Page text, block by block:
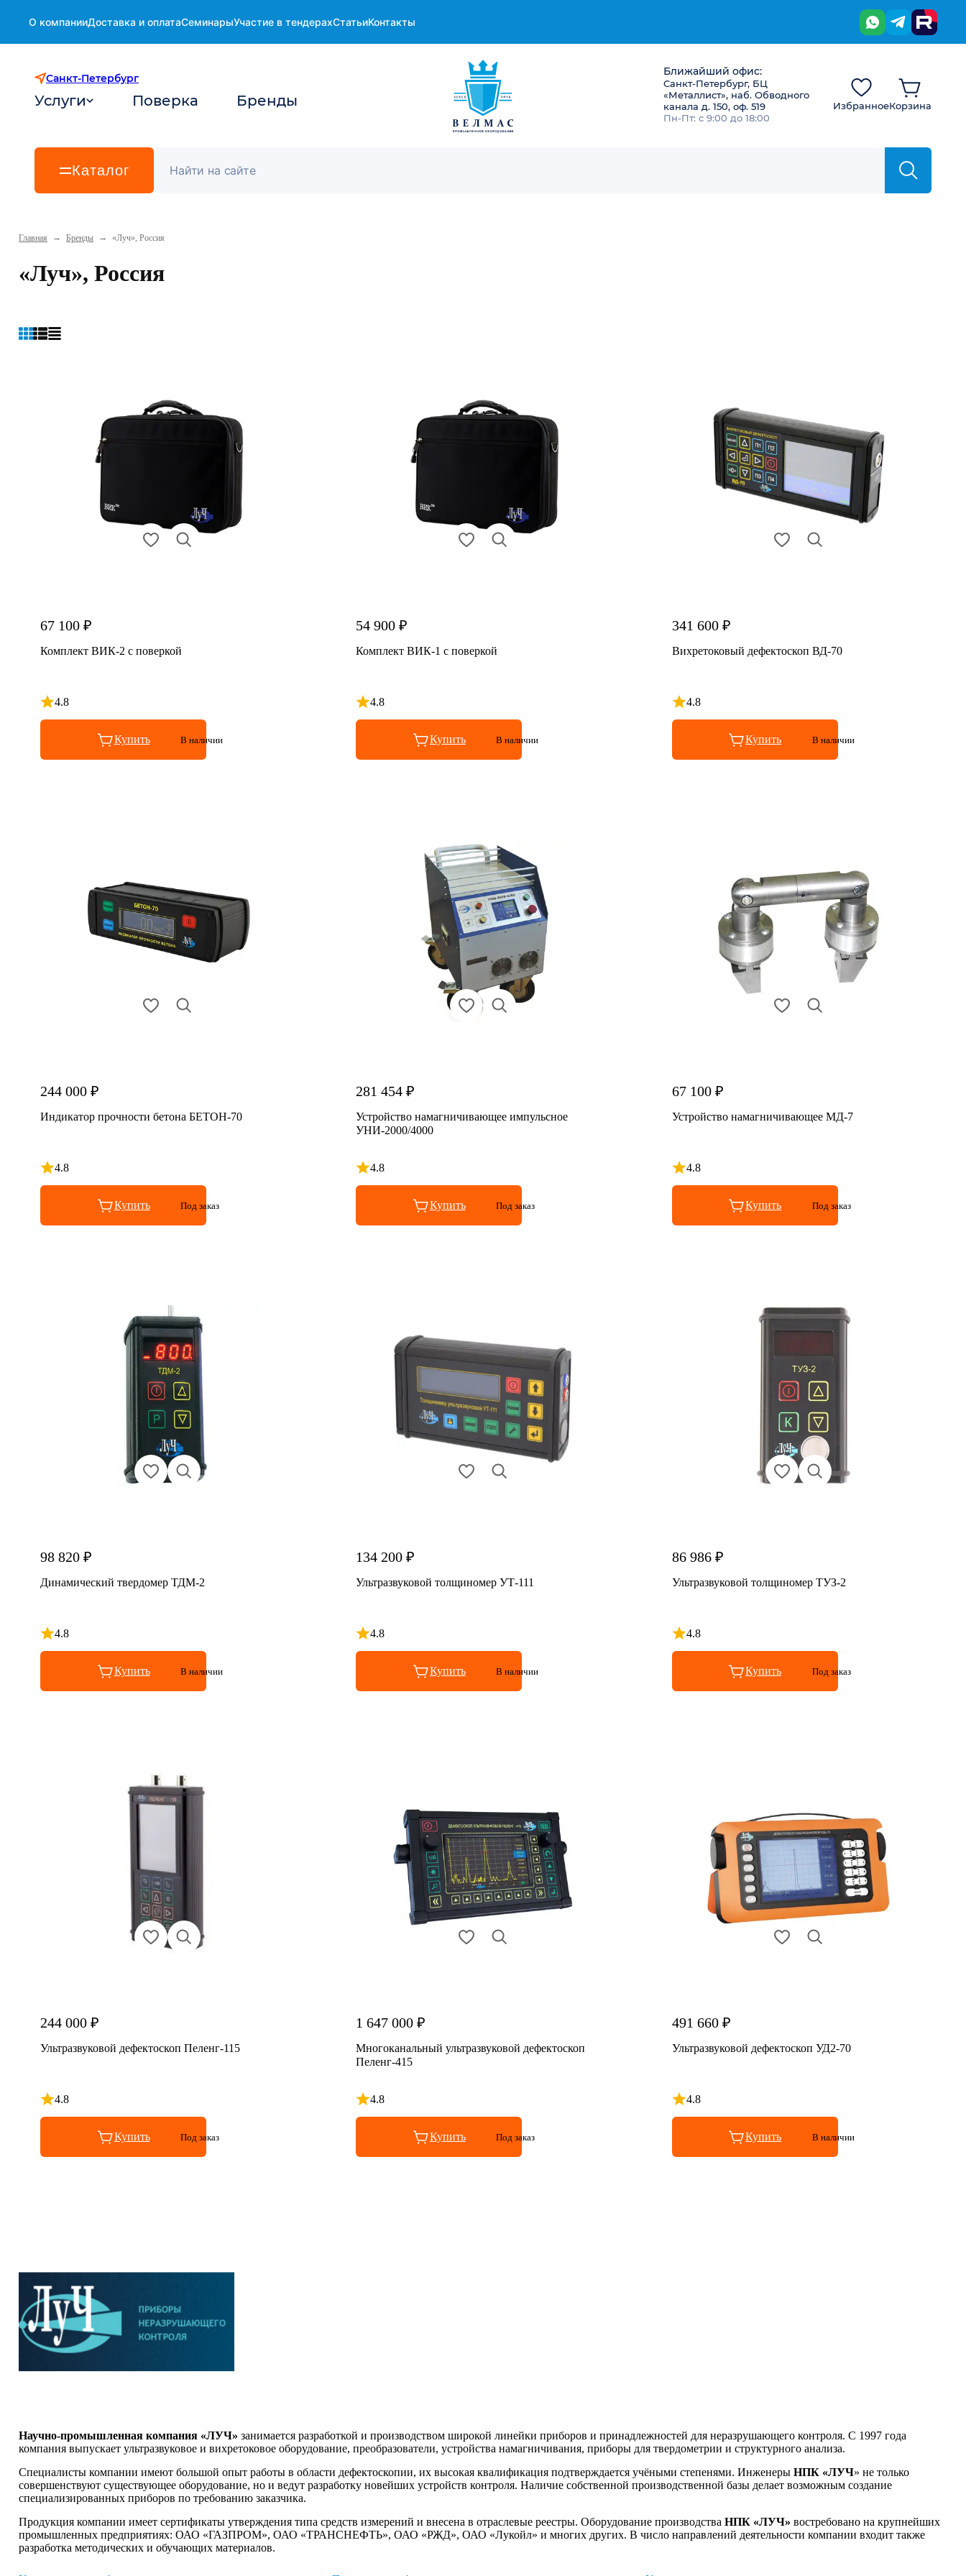
О компанииДоставка и оплатаСеминарыУчастие в тендерахСтатьиКонтакты
Санкт-Петербург
Услуги Поверка Бренды
Ближайший офис:
Санкт-Петербург, БЦ
«Металлист», наб. Обводного
канала д. 150, оф. 519
Пн-Пт: с 9:00 до 18:00
ИзбранноеКорзина
Каталог
Главная → Бренды → «Луч», Россия
«Луч», Россия
67 100 ₽
Комплект ВИК-2 с поверкой
4.8
Рейтинг 4.8 из 5
Купить В наличии
54 900 ₽
Комплект ВИК-1 с поверкой
4.8
Рейтинг 4.8 из 5
Купить В наличии
341 600 ₽
Вихретоковый дефектоскоп ВД-70
4.8
Рейтинг 4.8 из 5
Купить В наличии
244 000 ₽
Индикатор прочности бетона БЕТОН-70
4.8
Рейтинг 4.8 из 5
Купить Под заказ
281 454 ₽
Устройство намагничивающее импульсное
УНИ-2000/4000
4.8
Рейтинг 4.8 из 5
Купить Под заказ
67 100 ₽
Устройство намагничивающее МД-7
4.8
Рейтинг 4.8 из 5
Купить Под заказ
98 820 ₽
Динамический твердомер ТДМ-2
4.8
Рейтинг 4.8 из 5
Купить В наличии
134 200 ₽
Ультразвуковой толщиномер УТ-111
4.8
Рейтинг 4.8 из 5
Купить В наличии
86 986 ₽
Ультразвуковой толщиномер ТУЗ-2
4.8
Рейтинг 4.8 из 5
Купить Под заказ
244 000 ₽
Ультразвуковой дефектоскоп Пеленг-115
4.8
Рейтинг 4.8 из 5
Купить Под заказ
1 647 000 ₽
Многоканальный ультразвуковой дефектоскоп
Пеленг-415
4.8
Рейтинг 4.8 из 5
Купить Под заказ
491 660 ₽
Ультразвуковой дефектоскоп УД2-70
4.8
Рейтинг 4.8 из 5
Купить В наличии
Научно-промышленная компания «ЛУЧ» занимается разработкой и производством широкой линейки приборов и принадлежностей для неразрушающего контроля. С 1997 года
компания выпускает ультразвуковое и вихретоковое оборудование, преобразователи, устройства намагничивания, приборы для твердометрии и структурного анализа.
Специалисты компании имеют большой опыт работы в области дефектоскопии, их высокая квалификация подтверждается учёными степенями. Инженеры НПК «ЛУЧ» не только
совершенствуют существующее оборудование, но и ведут разработку новейших устройств контроля. Наличие собственной производственной базы делает возможным создание
специализированных приборов по требованию заказчика.
Продукция компании имеет сертификаты утверждения типа средств измерений и внесена в отраслевые реестры. Оборудование производства НПК «ЛУЧ» востребовано на крупнейших
промышленных предприятиях: ОАО «ГАЗПРОМ», ОАО «ТРАНСНЕФТЬ», ОАО «РЖД», ОАО «Лукойл» и многих других. В число направлений деятельности компании входит также
разработка методических и обучающих материалов.